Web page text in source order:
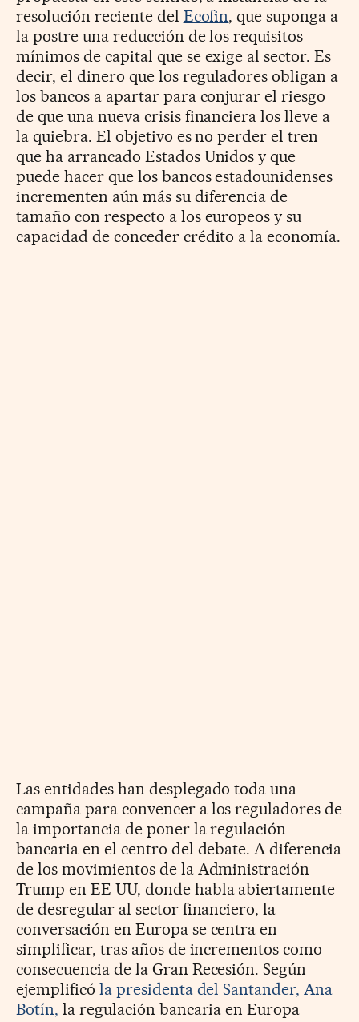
resolución reciente del Ecofin, que suponga a
la postre una reducción de los requisitos
mínimos de capital que se exige al sector. Es
decir, el dinero que los reguladores obligan a
los bancos a apartar para conjurar el riesgo
de que una nueva crisis financiera los lleve a
la quiebra. El objetivo es no perder el tren
que ha arrancado Estados Unidos y que
puede hacer que los bancos estadounidenses
incrementen aún más su diferencia de
tamaño con respecto a los europeos y su
capacidad de conceder crédito a la economía.
Las entidades han desplegado toda una
campaña para convencer a los reguladores de
la importancia de poner la regulación
bancaria en el centro del debate. A diferencia
de los movimientos de la Administración
Trump en EE UU, donde habla abiertamente
de desregular al sector financiero, la
conversación en Europa se centra en
simplificar, tras años de incrementos como
consecuencia de la Gran Recesión. Según
ejemplificó la presidenta del Santander, Ana
Botín, la regulación bancaria en Europa